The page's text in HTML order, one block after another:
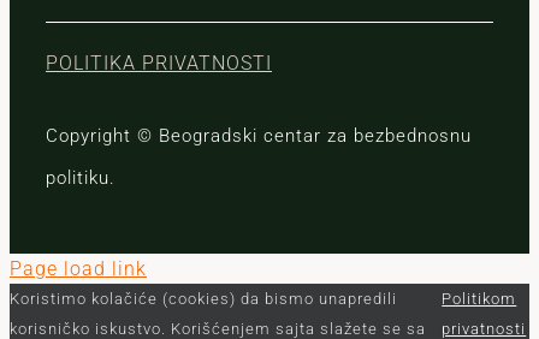
POLITIKA PRIVATNOSTI
Copyright © Beogradski centar za bezbednosnu
politiku.
Page load link
Koristimo kolačiće (cookies) da bismo unapredili
korisničko iskustvo. Korišćenjem sajta slažete se sa
Politikom
privatnosti